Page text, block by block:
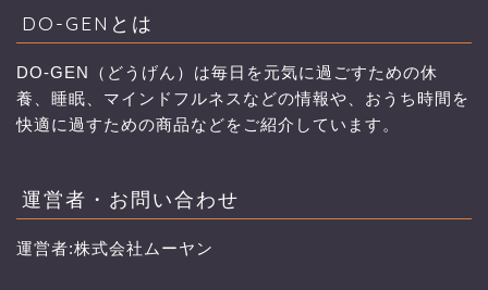
DO-GENとは
DO-GEN（どうげん）は毎日を元気に過ごすための休
養、睡眠、マインドフルネスなどの情報や、おうち時間を
快適に過すための商品などをご紹介しています。
運営者・お問い合わせ
運営者:株式会社ムーヤン